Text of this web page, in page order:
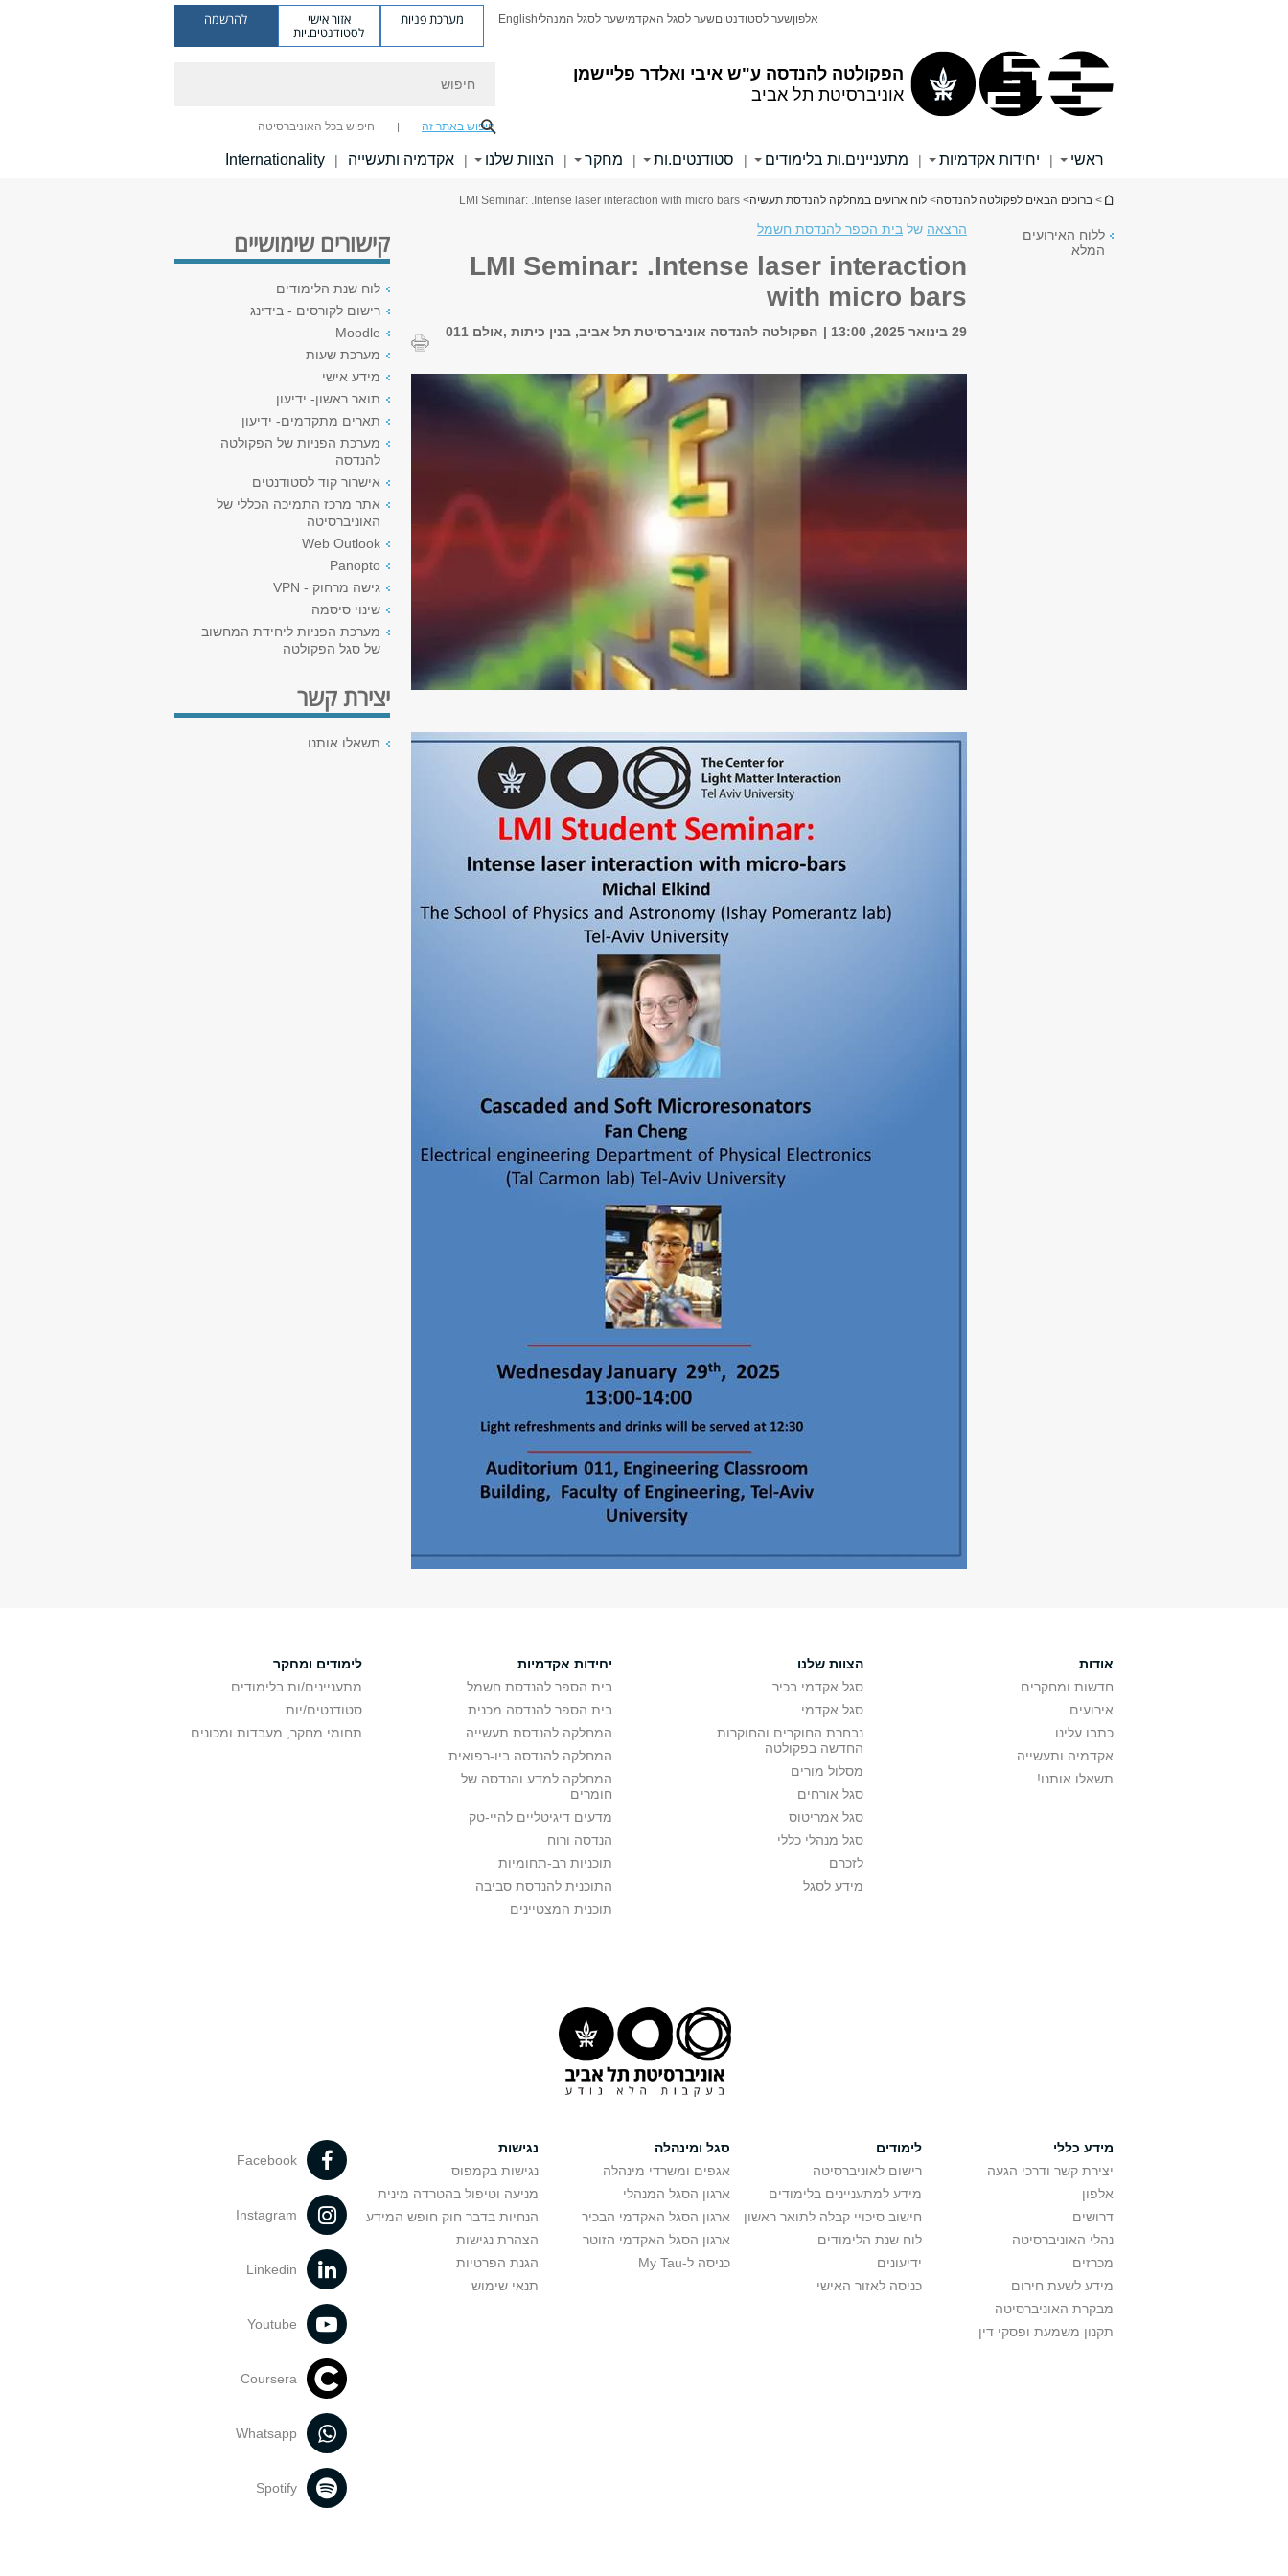
הפקולטה להנדסה ע"ש איבי ואלדר פליישמן
אוניברסיטת תל אביב
אלפוןשער לסטודנטיםשער לסגל האקדמישער לסגל המנהליEnglish מערכת פניות אזור אישי
לסטודנטים.יות
להרשמה
חיפוש באתר זה חיפוש בכל האוניברסיטה
ראשי | יחידות אקדמיות | מתעניינים.ות בלימודים | סטודנטים.ות | מחקר | הצוות שלנו | אקדמיה ותעשייה |
Internationality
הינך נמצא כאן
> ברוכים הבאים לפקולטה להנדסה> לוח ארועים במחלקה להנדסת תעשיה> LMI Seminar: .Intense laser interaction with micro bars
ללוח האירועים
המלא
הרצאה של בית הספר להנדסת חשמל
LMI Seminar: .Intense laser interaction
with micro bars
29 בינואר 2025, 13:00 הפקולטה להנדסה אוניברסיטת תל אביב, בנין כיתות ,אולם 011
קישורים שימושיים
לוח שנת הלימודים
רישום לקורסים - בידינג
Moodle
מערכת שעות
מידע אישי
תואר ראשון- ידיעון
תארים מתקדמים- ידיעון
מערכת הפניות של הפקולטה
להנדסה
אישרור קוד לסטודנטים
אתר מרכז התמיכה הכללי של
האוניברסיטה
Web Outlook
Panopto
גישה מרחוק - VPN
שינוי סיסמה
מערכת הפניות ליחידת המחשוב
של סגל הפקולטה
יצירת קשר
תשאלו אותנו
אודות
חדשות ומחקרים
אירועים
כתבו עלינו
אקדמיה ותעשייה
תשאלו אותנו!
הצוות שלנו
סגל אקדמי בכיר
סגל אקדמי
נבחרת החוקרים והחוקרות
החדשה בפקולטה
מסלול מורים
סגל אורחים
סגל אמריטוס
סגל מנהלי כללי
לזכרם
מידע לסגל
יחידות אקדמיות
בית הספר להנדסת חשמל
בית הספר להנדסה מכנית
המחלקה להנדסת תעשייה
המחלקה להנדסה ביו-רפואית
המחלקה למדע והנדסה של
חומרים
מדעים דיגיטליים להיי-טק
הנדסה ורוח
תוכניות רב-תחומיות
התוכנית להנדסת סביבה
תוכנית המצטיינים
לימודים ומחקר
מתעניינים/ות בלימודים
סטודנטים/יות
תחומי מחקר, מעבדות ומכונים
מידע כללי
יצירת קשר ודרכי הגעה
אלפון
דרושים
נהלי האוניברסיטה
מכרזים
מידע לשעת חירום
מבקרת האוניברסיטה
תקנון משמעת ופסקי דין
לימודים
רישום לאוניברסיטה
מידע למתעניינים בלימודים
חישוב סיכויי קבלה לתואר ראשון
לוח שנת הלימודים
ידיעונים
כניסה לאזור האישי
סגל ומינהלה
אגפים ומשרדי מינהלה
ארגון הסגל המנהלי
ארגון הסגל האקדמי הבכיר
ארגון הסגל האקדמי הזוטר
כניסה ל-My Tau
נגישות
נגישות בקמפוס
מניעה וטיפול בהטרדה מינית
הנחיות בדבר חוק חופש המידע
הצהרת נגישות
הגנת הפרטיות
תנאי שימוש
Facebook
Instagram
Linkedin
Youtube
Coursera
Whatsapp
Spotify